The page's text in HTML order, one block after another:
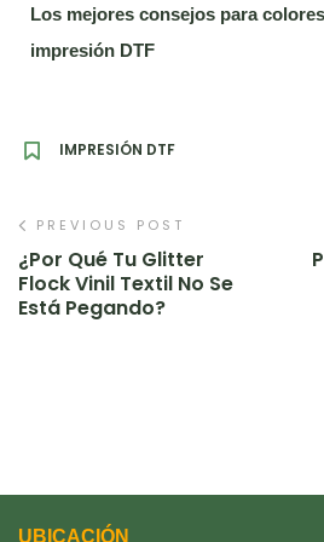
Los mejores consejos para
impresión DTF
IMPRESIÓN DTF
PREVIOUS POST
¿Por Qué Tu Glitter
Flock Vinil Textil No Se
Está Pegando?
UBICACIÓN